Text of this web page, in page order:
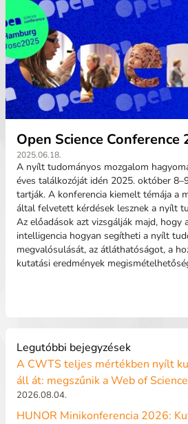
Open Science Conference
2025.06.18.
A nyílt tudományos mozgalom
éves találkozóját idén 2025. október
tartják. A konferencia kiemelt témája a
által felvetett kérdések lesznek a nyílt
Az előadások azt vizsgálják majd, hogy
intelligencia hogyan segítheti a nyílt
megvalósulását, az átláthatóságot, a
kutatási eredmények
Legutóbbi bejegyzések
A CWTS teljes mértékben nyílt
áll át: megszűnik a Web of
2026.08.04.
HUNOR Minikonferencia 2026: